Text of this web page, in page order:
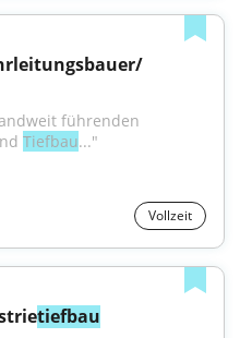
führenden
Tiefbau..."
Vollzeit
tiefbau